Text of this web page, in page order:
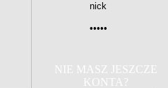
NIE MASZ JESZCZE
KONTA?